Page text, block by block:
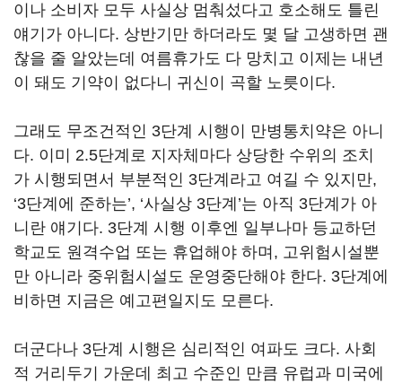
이나 소비자 모두 사실상 멈춰섰다고 호소해도 틀린
얘기가 아니다. 상반기만 하더라도 몇 달 고생하면 괜
찮을 줄 알았는데 여름휴가도 다 망치고 이제는 내년
이 돼도 기약이 없다니 귀신이 곡할 노릇이다.
그래도 무조건적인 3단계 시행이 만병통치약은 아니
다. 이미 2.5단계로 지자체마다 상당한 수위의 조치
가 시행되면서 부분적인 3단계라고 여길 수 있지만,
‘3단계에 준하는’, ‘사실상 3단계’는 아직 3단계가 아
니란 얘기다. 3단계 시행 이후엔 일부나마 등교하던
학교도 원격수업 또는 휴업해야 하며, 고위험시설뿐
만 아니라 중위험시설도 운영중단해야 한다. 3단계에
비하면 지금은 예고편일지도 모른다.
더군다나 3단계 시행은 심리적인 여파도 크다. 사회
적 거리두기 가운데 최고 수준인 만큼 유럽과 미국에